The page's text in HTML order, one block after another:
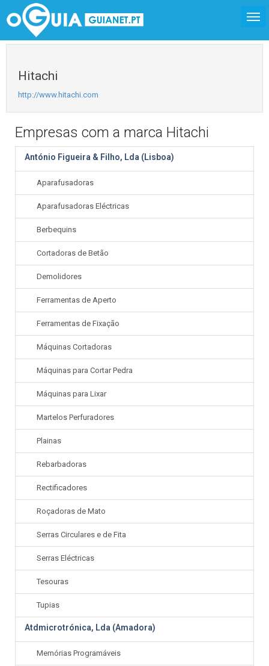
Hitachi
http://www.hitachi.com
Empresas com a marca Hitachi
António Figueira & Filho, Lda (Lisboa)
Aparafusadoras
Aparafusadoras Eléctricas
Berbequins
Cortadoras de Betão
Demolidores
Ferramentas de Aperto
Ferramentas de Fixação
Máquinas Cortadoras
Máquinas para Cortar Pedra
Máquinas para Lixar
Martelos Perfuradores
Plainas
Rebarbadoras
Rectificadores
Roçadoras de Mato
Serras Circulares e de Fita
Serras Eléctricas
Tesouras
Tupias
Atdmicrotrónica, Lda (Amadora)
Memórias Programáveis